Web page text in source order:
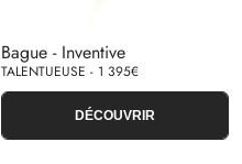
Bague - Inventive
TALENTUEUSE - 1 395€
DÉCOUVRIR